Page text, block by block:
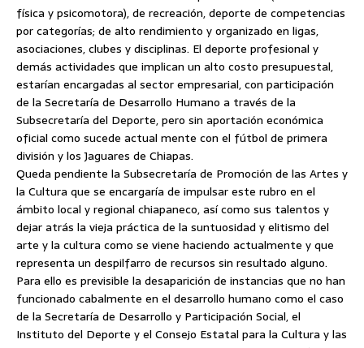
física y psicomotora), de recreación, deporte de competencias
por categorías; de alto rendimiento y organizado en ligas,
asociaciones, clubes y disciplinas. El deporte profesional y
demás actividades que implican un alto costo presupuestal,
estarían encargadas al sector empresarial, con participación
de la Secretaría de Desarrollo Humano a través de la
Subsecretaría del Deporte, pero sin aportación económica
oficial como sucede actual mente con el fútbol de primera
división y los Jaguares de Chiapas.
Queda pendiente la Subsecretaría de Promoción de las Artes y
la Cultura que se encargaría de impulsar este rubro en el
ámbito local y regional chiapaneco, así como sus talentos y
dejar atrás la vieja práctica de la suntuosidad y elitismo del
arte y la cultura como se viene haciendo actualmente y que
representa un despilfarro de recursos sin resultado alguno.
Para ello es previsible la desaparición de instancias que no han
funcionado cabalmente en el desarrollo humano como el caso
de la Secretaría de Desarrollo y Participación Social, el
Instituto del Deporte y el Consejo Estatal para la Cultura y las